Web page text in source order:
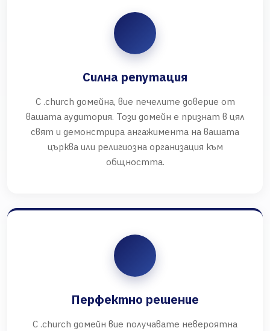
Силна репутация
С .church домейна, вие печелите доверие от
вашата аудитория. Този домейн е признат в цял
свят и демонстрира ангажимента на вашата
църква или религиозна организация към
общността.
Перфектно решение
С .church домейн вие получавате невероятна